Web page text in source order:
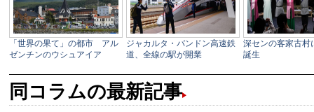
同コラムの最新記事